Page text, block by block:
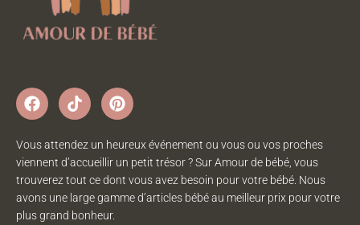
Vous attendez un heureux événement ou vous ou vos proches
viennent d’accueillir un petit trésor ? Sur Amour de bébé, vous
trouverez tout ce dont vous avez besoin pour votre bébé. Nous
avons une large gamme d’articles bébé au meilleur prix pour votre
plus grand bonheur.